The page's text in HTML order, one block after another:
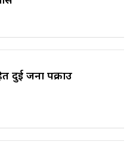
दुई जना पक्राउ